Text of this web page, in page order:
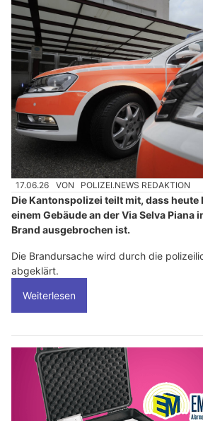
17.06.26 VON POLIZEI.NEWS REDAKTION
Die Kantonspolizei teilt mit, dass heute
einem Gebäude an der Via Selva Piana
Brand ausgebrochen ist.
Die Brandursache wird durch die
abgeklärt.
Weiterlesen